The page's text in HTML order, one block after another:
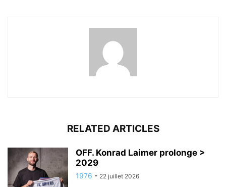
RELATED ARTICLES
OFF. Konrad Laimer prolonge >
2029
1976 - 22 juillet 2026